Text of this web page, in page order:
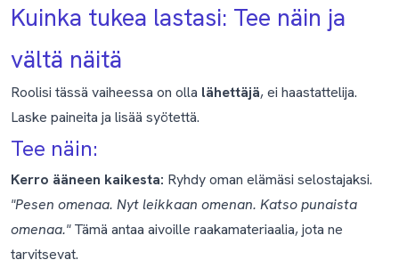
Kuinka tukea lastasi: Tee näin ja
vältä näitä
Roolisi tässä vaiheessa on olla lähettäjä, ei haastattelija.
Laske paineita ja lisää syötettä.
Tee näin:
Kerro ääneen kaikesta: Ryhdy oman elämäsi selostajaksi.
"Pesen omenaa. Nyt leikkaan omenan. Katso punaista
omenaa."Tämä antaa aivoille raakamateriaalia, jota ne
tarvitsevat.